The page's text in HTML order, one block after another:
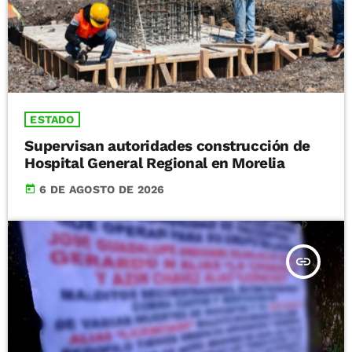
ESTADO
Supervisan autoridades construcción de
Hospital General Regional en Morelia
today 6 DE AGOSTO DE 2026
insert_link